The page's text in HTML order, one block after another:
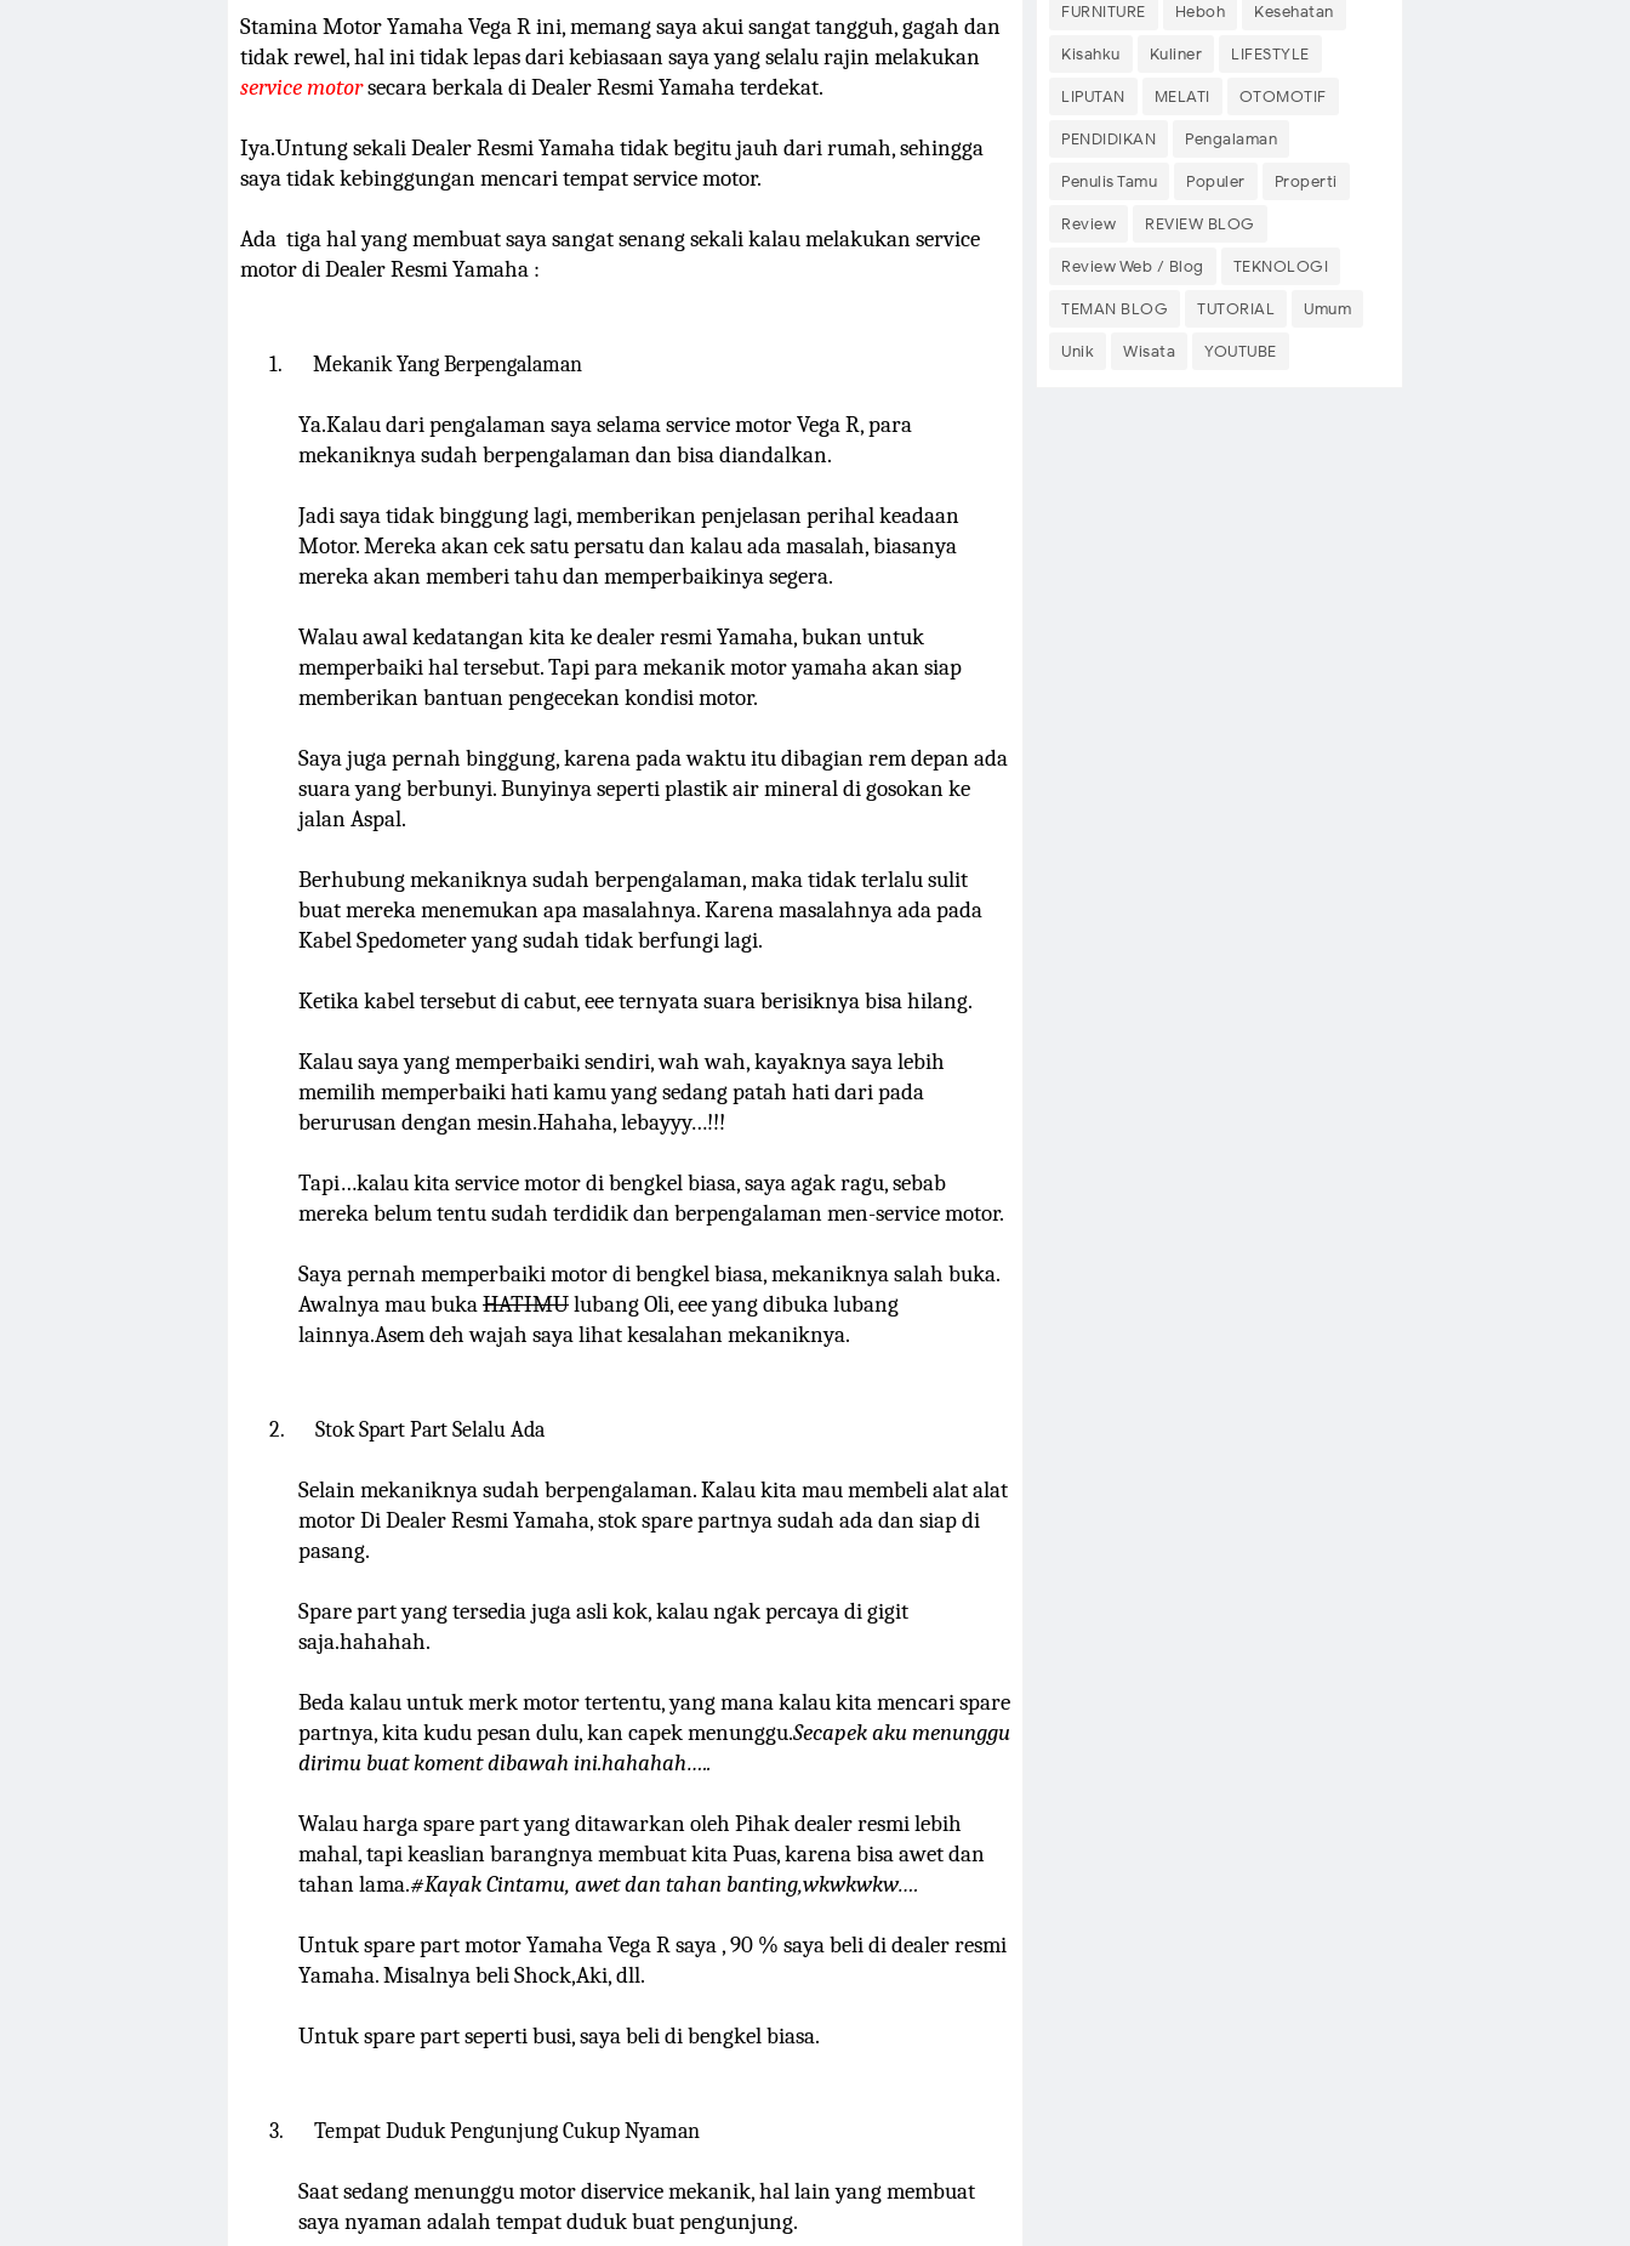
Stamina Motor Yamaha Vega R ini, memang saya akui sangat tangguh, gagah dan
tidak rewel, hal ini tidak lepas dari kebiasaan saya yang selalu rajin melakukan
service motorsecara berkala di Dealer Resmi Yamaha terdekat.
Iya.Untung sekali Dealer Resmi Yamaha tidak begitu jauh dari rumah, sehingga
saya tidak kebinggungan mencari tempat service motor.
Ada tiga hal yang membuat saya sangat senang sekali kalau melakukan service
motor di Dealer Resmi Yamaha :
1. Mekanik Yang Berpengalaman
Ya.Kalau dari pengalaman saya selama service motor Vega R, para
mekaniknya sudah berpengalaman dan bisa diandalkan.
Jadi saya tidak binggung lagi, memberikan penjelasan perihal keadaan
Motor. Mereka akan cek satu persatu dan kalau ada masalah, biasanya
mereka akan memberi tahu dan memperbaikinya segera.
Walau awal kedatangan kita ke dealer resmi Yamaha, bukan untuk
memperbaiki hal tersebut. Tapi para mekanik motor yamaha akan siap
memberikan bantuan pengecekan kondisi motor.
Saya juga pernah binggung, karena pada waktu itu dibagian rem depan ada
suara yang berbunyi. Bunyinya seperti plastik air mineral di gosokan ke
jalan Aspal.
Berhubung mekaniknya sudah berpengalaman, maka tidak terlalu sulit
buat mereka menemukan apa masalahnya. Karena masalahnya ada pada
Kabel Spedometer yang sudah tidak berfungi lagi.
Ketika kabel tersebut di cabut, eee ternyata suara berisiknya bisa hilang.
Kalau saya yang memperbaiki sendiri, wah wah, kayaknya saya lebih
memilih memperbaiki hati kamu yang sedang patah hati dari pada
berurusan dengan mesin.Hahaha, lebayyy…!!!
Tapi…kalau kita service motor di bengkel biasa, saya agak ragu, sebab
mereka belum tentu sudah terdidik dan berpengalaman men-service motor.
Saya pernah memperbaiki motor di bengkel biasa, mekaniknya salah buka.
Awalnya mau bukaHATIMUlubang Oli, eee yang dibuka lubang
lainnya.Asem deh wajah saya lihat kesalahan mekaniknya.
2. Stok Spart Part Selalu Ada
Selain mekaniknya sudah berpengalaman. Kalau kita mau membeli alat alat
motor Di Dealer Resmi Yamaha, stok spare partnya sudah ada dan siap di
pasang.
Spare part yang tersedia juga asli kok, kalau ngak percaya di gigit
saja.hahahah.
Beda kalau untuk merk motor tertentu, yang mana kalau kita mencari spare
partnya, kita kudu pesan dulu, kan capek menunggu.Secapek aku menunggu
dirimu buat koment dibawah ini.hahahah…..
Walau harga spare part yang ditawarkan oleh Pihak dealer resmi lebih
mahal, tapi keaslian barangnya membuat kita Puas, karena bisa awet dan
tahan lama.#Kayak Cintamu, awet dan tahan banting,wkwkwkw….
Untuk spare part motor Yamaha Vega R saya , 90 % saya beli di dealer resmi
Yamaha. Misalnya beli Shock,Aki, dll.
Untuk spare part seperti busi, saya beli di bengkel biasa.
3. Tempat Duduk Pengunjung Cukup Nyaman
Saat sedang menunggu motor diservice mekanik, hal lain yang membuat
saya nyaman adalah tempat duduk buat pengunjung.
FURNITURE Heboh Kesehatan
Kisahku Kuliner LIFESTYLE
LIPUTAN MELATI OTOMOTIF
PENDIDIKAN Pengalaman
Penulis Tamu Populer Properti
Review REVIEW BLOG
Review Web / Blog TEKNOLOGI
TEMAN BLOG TUTORIAL Umum
Unik Wisata YOUTUBE